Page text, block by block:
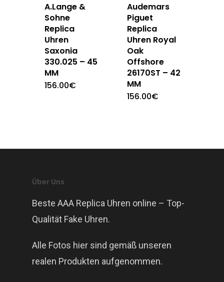
A.Lange &
Sohne
Replica
Uhren
Saxonia
330.025 – 45
MM
156.00€
Audemars
Piguet
Replica
Uhren Royal
Oak
Offshore
26170ST – 42
MM
156.00€
Über Uns
Beste AAA Replica Uhren online – Top-
Qualität Fake Uhren.
Alle Fotos hier sind gemäß unseren
realen Produkten aufgenommen.